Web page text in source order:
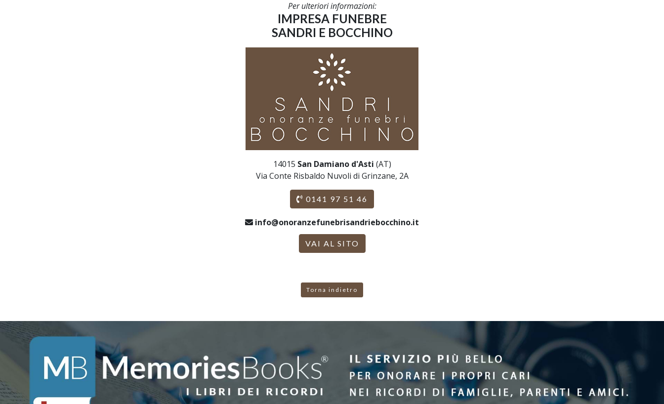
Per ulteriori informazioni:
IMPRESA FUNEBRE
SANDRI E BOCCHINO
14015 San Damiano d'Asti (AT)
Via Conte Risbaldo Nuvoli di Grinzane, 2A
0141 97 51 46
info@onoranzefunebrisandriebocchino.it
VAI AL SITO
Torna indietro